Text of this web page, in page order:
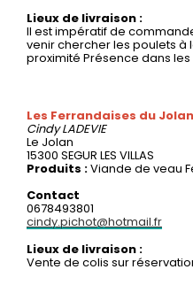
Lieux de livraison :
Il est impératif de
venir chercher les poulets à
proximité Présence dans
Les Ferrandaises du Jolan
CindyLADEVIE
Le Jolan
15300 SEGUR LES VILLAS
Produits :Viande de veau
Contact
0678493801
cindy.pichot@hotmail.fr
Lieux de livraison :
Vente de colis sur